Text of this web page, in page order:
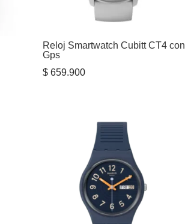
Reloj Smartwatch Cubitt CT4 con
Gps
$ 659.900